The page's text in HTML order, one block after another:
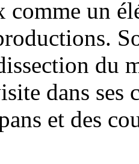
un
du
dans ses
et des